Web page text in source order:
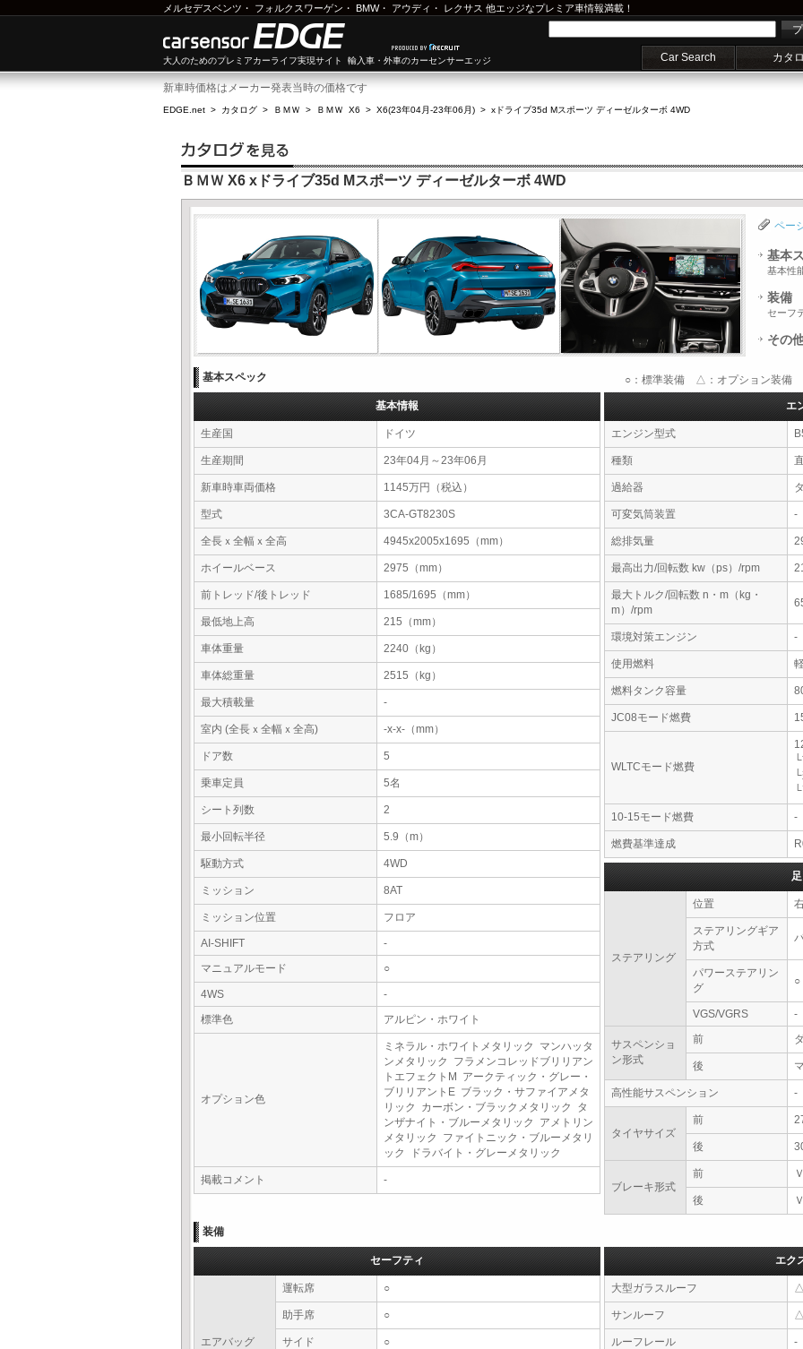
メルセデスベンツ ・ フォルクスワーゲン ・ BMW・ アウディ ・ レクサス 他エッジなプレミア車情報満載！
大人のためのプレミアカーライフ実現サイト 輸入車・外車のカーセンサーエッジ Car Search カタ
新車時価格はメーカー発表当時の価格です
EDGE.net > カタログ > ＢＭＷ > ＢＭＷ X6 > X6(23年04月-23年06月) > xドライブ35d Mスポーツ ディーゼルターボ 4WD
ＢＭＷ X6 xドライブ35d Mスポーツ ディーゼルターボ 4WD
ペー
基本
基本性
装備
セーフ
その
基本スペック ○：標準装備 △：オプション装備 -
基本情報
生産国 ドイツ
生産期間 23年04月～23年06月
新車時車両価格 1145万円（税込）
型式 3CA-GT8230S
全長ｘ全幅ｘ全高 4945x2005x1695（mm）
ホイールベース 2975（mm）
前トレッド/後トレッド 1685/1695（mm）
最低地上高 215（mm）
車体重量 2240（kg）
車体総重量 2515（kg）
最大積載量 -
室内 (全長ｘ全幅ｘ全高) -x-x-（mm）
ドア数 5
乗車定員 5名
シート列数 2
最小回転半径 5.9（m）
駆動方式 4WD
ミッション 8AT
ミッション位置 フロア
AI-SHIFT
-
マニュアルモード
○
4WS
-
標準色
アルピン・ホワイト
オプション色
ミネラル・ホワイトメタリック マンハッタ
ンメタリック フラメンコレッドブリリアン
トエフェクトM アークティック・グレー・
ブリリアントE ブラック・サファイアメタ
リック カーボン・ブラックメタリック タ
ンザナイト・ブルーメタリック アメトリン
メタリック ファイトニック・ブルーメタリ
ック ドラバイト・グレーメタリック
掲載コメント -
エ
エンジン型式
種類
過給器
可変気筒装置 -
総排気量
最高出力/回転数 kw（ps）/rpm
最大トルク/回転数 n・m（kg・
m）/rpm
環境対策エンジン -
使用燃料
燃料タンク容量
JC08モード燃費
WLTCモード燃費
10-15モード燃費 -
燃費基準達成
ステアリング
位置
ステアリングギア
方式
パワーステアリン
グ
○
VGS/VGRS -
サスペンショ
ン形式
前
後
高性能サスペンション -
タイヤサイズ
前
後
ブレーキ形式
前
後
装備
セーフティ
エアバッグ
運転席 ○
助手席 ○
サイド ○
エク
大型ガラスルーフ
サンルーフ
ルーフレール -